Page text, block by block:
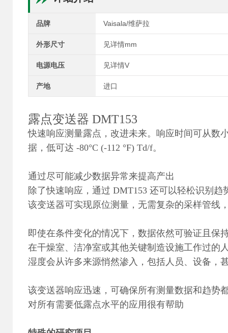
品牌 Vaisala/维萨拉
外形尺寸 见详情mm
电源电压 见详情V
产地 进口
露点变送器 DMT153
快速响应测量露点，改进未来。响应时间可从数
据，低可达 -80°C (-112 °F) Td/f。
通过尽可能减少数据异常来提高产出
除了快速响应，通过 DMT153 还可以轻松识别
该变送器可实现原位测量，无需复杂的采样管线
即使在条件变化的情况下，数据依然可验证且保
在干燥室、洁净室或其他关键制造设施工作过的
湿度会从许多来源悄然渗入，包括人员、设备，
该变送器响应迅速，可确保所有测量数据和趋势
对所有需要低露点水平的应用很有帮助